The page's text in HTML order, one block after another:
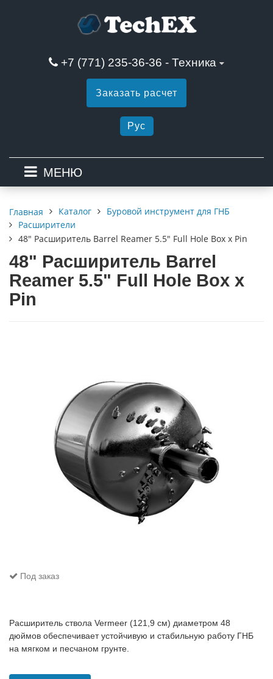
+7 (771) 235-36-36 - Техника
Заказать расчет
Рус
МЕНЮ
Главная Каталог
Буровой инструмент для ГНБ
Расширители
48" Расширитель Barrel Reamer 5.5" Full Hole Box x Pin
48" Расширитель Barrel
Reamer 5.5" Full Hole Box x
Pin
Под заказ
Расширитель ствола Vermeer (121,9 см) диаметром 48
дюймов обеспечивает устойчивую и стабильную работу ГНБ
на мягком и песчаном грунте.